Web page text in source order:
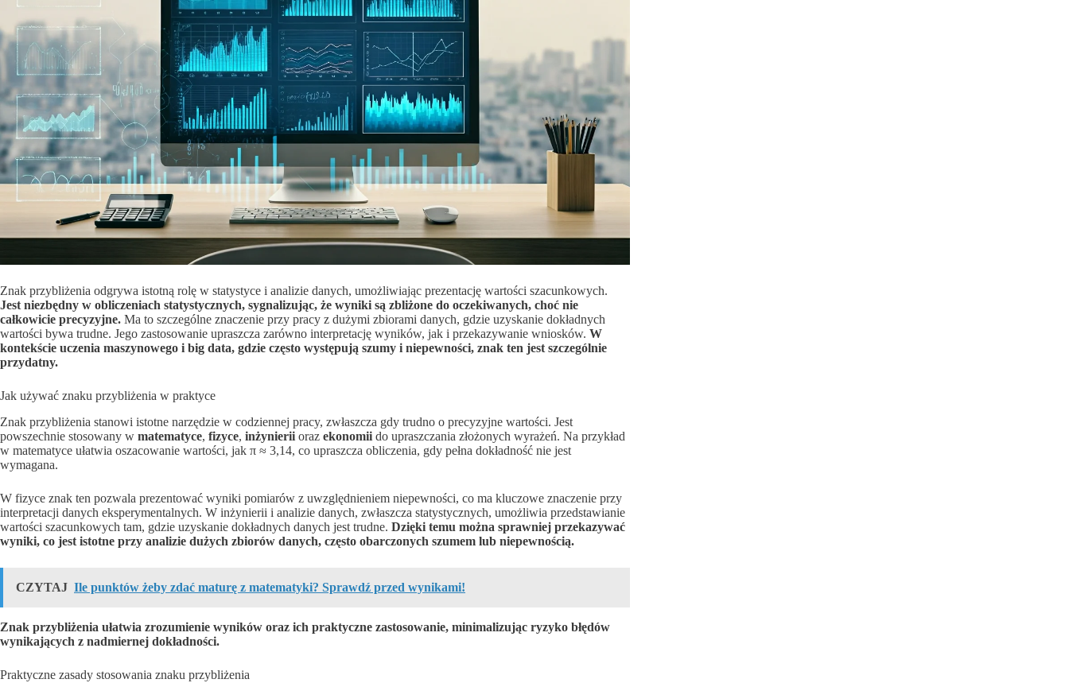
Znak przybliżenia odgrywa istotną rolę w statystyce i analizie danych, umożliwiając prezentację wartości szacunkowych.
Jest niezbędny w obliczeniach statystycznych, sygnalizując, że wyniki są zbliżone do oczekiwanych, choć nie
całkowicie precyzyjne. Ma to szczególne znaczenie przy pracy z dużymi zbiorami danych, gdzie uzyskanie dokładnych
wartości bywa trudne. Jego zastosowanie upraszcza zarówno interpretację wyników, jak i przekazywanie wniosków. W
kontekście uczenia maszynowego i big data, gdzie często występują szumy i niepewności, znak ten jest szczególnie
przydatny.
Jak używać znaku przybliżenia w praktyce
Znak przybliżenia stanowi istotne narzędzie w codziennej pracy, zwłaszcza gdy trudno o precyzyjne wartości. Jest
powszechnie stosowany w matematyce, fizyce, inżynierii oraz ekonomii do upraszczania złożonych wyrażeń. Na przykład
w matematyce ułatwia oszacowanie wartości, jak π ≈ 3,14, co upraszcza obliczenia, gdy pełna dokładność nie jest
wymagana.
W fizyce znak ten pozwala prezentować wyniki pomiarów z uwzględnieniem niepewności, co ma kluczowe znaczenie przy
interpretacji danych eksperymentalnych. W inżynierii i analizie danych, zwłaszcza statystycznych, umożliwia przedstawianie
wartości szacunkowych tam, gdzie uzyskanie dokładnych danych jest trudne. Dzięki temu można sprawniej przekazywać
wyniki, co jest istotne przy analizie dużych zbiorów danych, często obarczonych szumem lub niepewnością.
CZYTAJ Ile punktów żeby zdać maturę z matematyki? Sprawdź przed wynikami!
Znak przybliżenia ułatwia zrozumienie wyników oraz ich praktyczne zastosowanie, minimalizując ryzyko błędów
wynikających z nadmiernej dokładności.
Praktyczne zasady stosowania znaku przybliżenia